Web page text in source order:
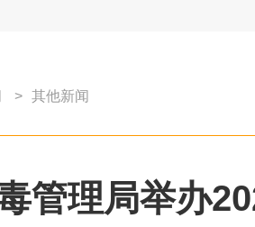
> 其他新闻
管理局举办